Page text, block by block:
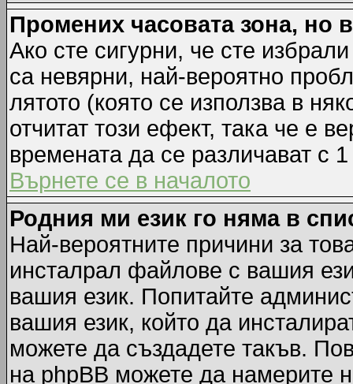
Промених часовата зона, но
Ако сте сигурни, че сте
са невярни, най-вероятно
лятото (която се използва в
отчитат този ефект, така че е
времената да се различават с
Върнете се в началото
Родния ми език го няма в
Най-вероятните причини за
инсталрал файлове с вашия
вашия език. Попитайте
вашия език, който да
можете да създадете такъв.
на phpBB можете да намерите